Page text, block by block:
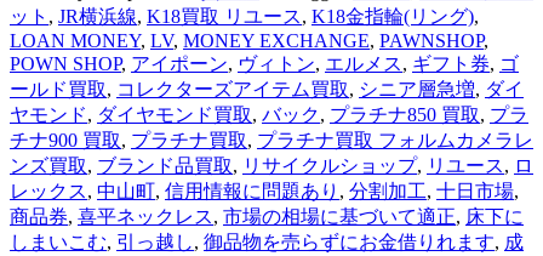
ット , JR横浜線, K18買取 リユース, K18金指輪(リング),
LOAN MONEY, LV, MONEY EXCHANGE, PAWNSHOP,
POWN SHOP, アイポーン, ヴィトン, エルメス, ギフト券, ゴ
ールド買取, コレクターズアイテム買取, シニア層急増, ダイ
ヤモンド, ダイヤモンド買取, バック, プラチナ850 買取, プラ
チナ900 買取, プラチナ買取, プラチナ買取 フォルムカメラレ
ンズ買取, ブランド品買取, リサイクルショップ, リユース, ロ
レックス, 中山町, 信用情報に問題あり , 分割加工, 十日市場,
商品券, 喜平ネックレス, 市場の相場に基づいて適正, 床下に
しまいこむ, 引っ越し, 御品物を売らずにお金借りれます, 成